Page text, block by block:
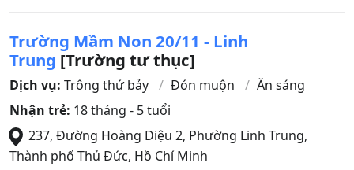
Trường Mầm Non 20/11 - Linh
Trung [Trường tư thục]
Dịch vụ: Trông thứ bảy Đón muộn
Ăn sáng
Nhận trẻ: 18 tháng - 5 tuổi
237, Đường Hoàng Diệu 2, Phường Linh Trung,
Thành phố Thủ Đức, Hồ Chí Minh